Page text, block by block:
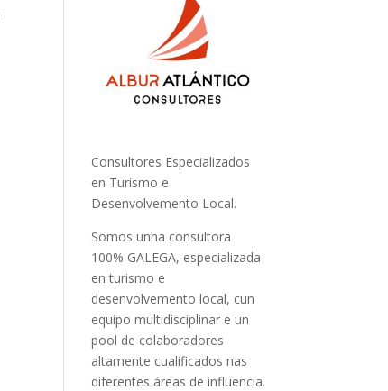
Consultores Especializados
en Turismo e
Desenvolvemento Local.
Somos unha consultora
100% GALEGA, especializada
en turismo e
desenvolvemento local, cun
equipo multidisciplinar e un
pool de colaboradores
altamente cualificados nas
diferentes áreas de influencia.